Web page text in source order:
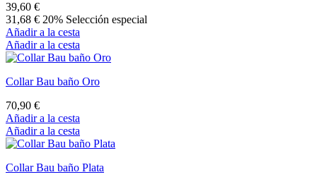
39,60 €
31,68 € 20% Selección especial
Añadir a la cesta
Añadir a la cesta
Collar Bau baño Oro
70,90 €
Añadir a la cesta
Añadir a la cesta
Collar Bau baño Plata